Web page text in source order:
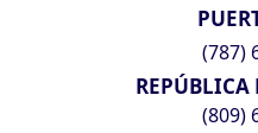
(787)
(809)